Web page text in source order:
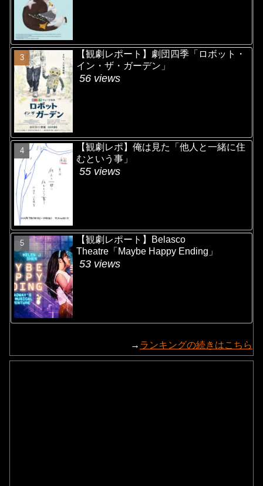
【観劇レポート】劇団四季「ロボット・
イン・ザ・ガーデン」
56 views
【観劇レポ】俺は見た「他人と一緒に住
むという事」
55 views
【観劇レポート】Belasco
Theatre「Maybe Happy Ending」
53 views
→ ランキングの続きはこちら